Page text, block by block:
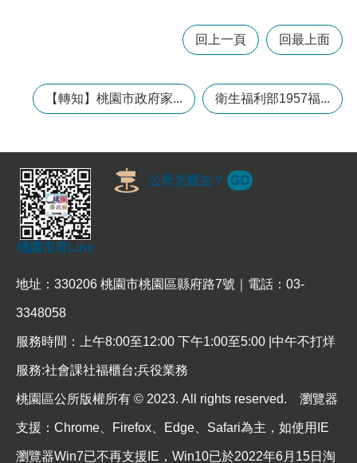
問
題
桃
園
市
政
n
s
私
權
回上一頁 回最上面
【轉知】桃園市政府家... 衛生福利部1957福...
桃園市府Line
公所怎麼去？ GO
地址：330206 桃園市桃園區縣府路7號｜電話：03-
3348058
服務時間：上午8:00至12:00 下午1:00至5:00 |中午不打烊
服務:社會課社福櫃台;兵役業務
桃園區公所版權所有 © 2023. All rights reserved. 瀏覽器
支援：Chrome、Firefox、Edge、Safari為主，如使用IE
瀏覽器Win7已不再支援IE，Win10已於2022年6月15日淘